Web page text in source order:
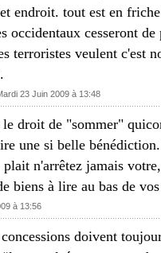
endroit. tout est en
occidentaux cesseront
terroristes veulent c'est
23 Juin 2009 à 13:48
le droit de "sommer"
une si belle
n'arrêtez jamais
biens à lire au bas de vos
à 13:56
doivent